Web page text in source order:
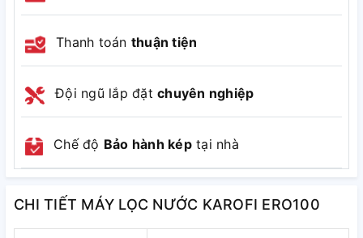
Thanh toán thuận tiện
Đội ngũ lắp đặt chuyên nghiệp
Chế độ Bảo hành képtại nhà
CHI TIẾT MÁY LỌC NƯỚC KAROFI ERO100